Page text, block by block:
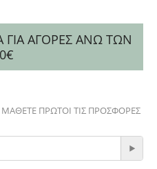
ΑΓΟΡΕΣ ΑΝΩ ΤΩΝ
ΜΆΘΕΤΕ ΠΡΏΤΟΙ ΤΙΣ ΠΡΟΣΦΟΡΈΣ